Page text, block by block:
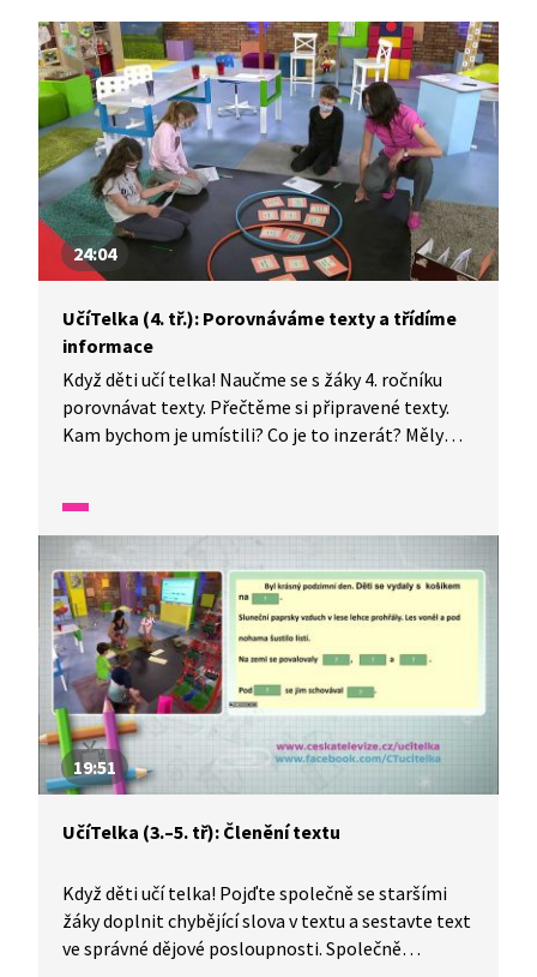
24:04
UčíTelka (4. tř.): Porovnáváme texty a třídíme
informace
Když děti učí telka! Naučme se s žáky 4. ročníku
porovnávat texty. Přečtěme si připravené texty.
Kam bychom je umístili? Co je to inzerát? Měly
v jednom z nich. Procvičíme si pravopis
a skloňování podstatných jmen rodu mužského
životného i neživotného.
19:51
UčíTelka (3.–5. tř): Členění textu
Když děti učí telka! Pojďte společně se staršími
žáky doplnit chybějící slova v textu a sestavte text
ve správné dějové posloupnosti. Společně